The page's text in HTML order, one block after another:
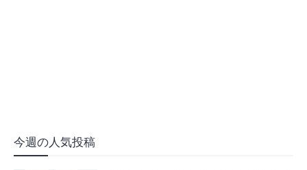
今週の人気投稿